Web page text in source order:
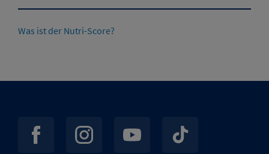
Was ist der Nutri-Score?